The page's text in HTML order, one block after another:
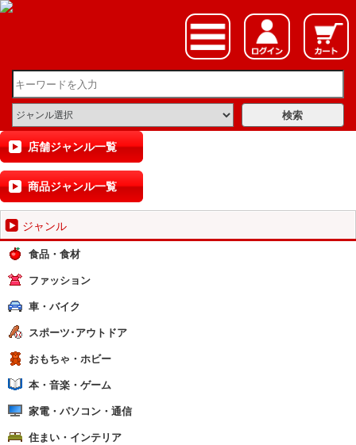
店舗ジャンル一覧
商品ジャンル一覧
ジャンル
食品・食材
ファッション
車・バイク
スポーツ･アウトドア
おもちゃ・ホビー
本・音楽・ゲーム
家電・パソコン・通信
住まい・インテリア